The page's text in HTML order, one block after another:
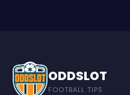
ODDSLOT
FOOTBALL TIPS